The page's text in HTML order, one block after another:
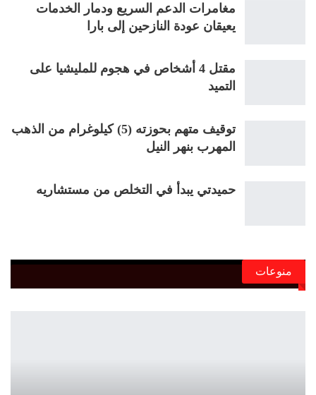
مغامرات الدعم السريع ودمار الخدمات
يعيقان عودة النازحين إلى بارا
مقتل 4 أشخاص في هجوم للمليشيا على
التميد
توقيف متهم بحوزته (5) كيلوغرام من الذهب
المهرب بنهر النيل
حميدتي يبدأ في التخلص من مستشاريه
منوعات